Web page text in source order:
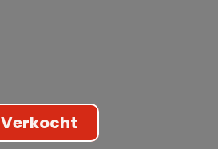
Verkocht